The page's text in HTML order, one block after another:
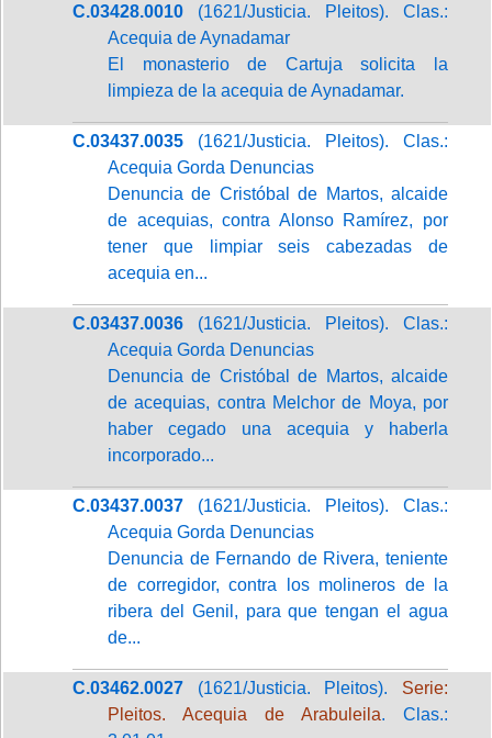
C.03428.0010 (1621/Justicia. Pleitos). Clas.:
Acequia de Aynadamar
El monasterio de Cartuja solicita la
limpieza de la acequia de Aynadamar.
C.03437.0035 (1621/Justicia. Pleitos). Clas.:
Acequia Gorda Denuncias
Denuncia de Cristóbal de Martos, alcaide
de acequias, contra Alonso Ramírez, por
tener que limpiar seis cabezadas de
acequia en...
C.03437.0036 (1621/Justicia. Pleitos). Clas.:
Acequia Gorda Denuncias
Denuncia de Cristóbal de Martos, alcaide
de acequias, contra Melchor de Moya, por
haber cegado una acequia y haberla
incorporado...
C.03437.0037 (1621/Justicia. Pleitos). Clas.:
Acequia Gorda Denuncias
Denuncia de Fernando de Rivera, teniente
de corregidor, contra los molineros de la
ribera del Genil, para que tengan el agua
de...
C.03462.0027 (1621/Justicia. Pleitos). Serie:
Pleitos. Acequia de Arabuleila. Clas.: